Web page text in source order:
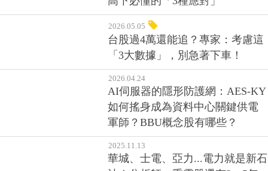
台股過4萬還能追？專家：考慮這
「3大數據」，別急著下車！
2026.04.24
AI伺服器的隱形防護網：AES-KY
如何搖身成為資料中心關鍵供電
軍師？BBU概念股有哪些？
2025.11.13
華城、士電、亞力...電力就是新石
油！分析師：重電股還有3～5年
趨勢